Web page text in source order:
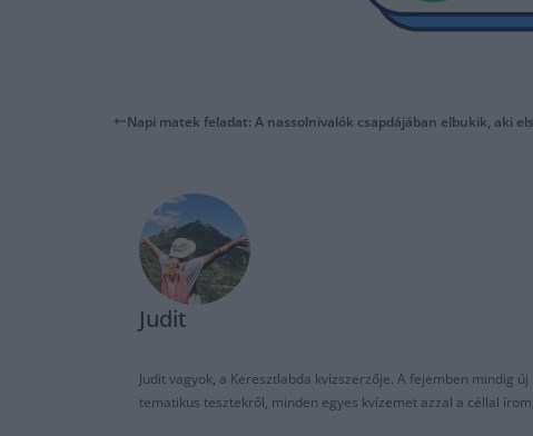
Napi matek feladat: A nassolnivalók csapdájában elbukik, aki
Judit
Judit vagyok, a Keresztlabda kvízszerzője. A fejemben mindig
tematikus tesztekről, minden egyes kvízemet azzal a céllal